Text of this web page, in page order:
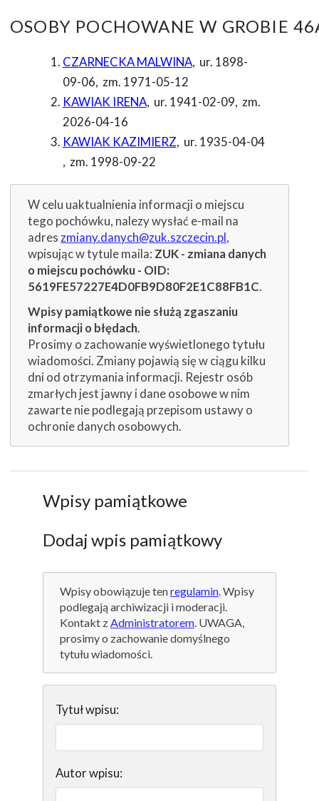
OSOBY POCHOWANE W GROBIE
CZARNECKA MALWINA, ur. 1898-
09-06, zm. 1971-05-12
KAWIAK IRENA, ur. 1941-02-09, zm.
2026-04-16
KAWIAK KAZIMIERZ, ur. 1935-04-04
, zm. 1998-09-22
W celu uaktualnienia informacji o miejscu
tego pochówku, nalezy wysłać e-mail na
adres zmiany.danych@zuk.szczecin.pl,
wpisując w tytule maila: ZUK - zmiana danych
o miejscu pochówku - OID:
5619FE57227E4D0FB9D80F2E1C88FB1C.
Wpisy pamiątkowe nie służą zgaszaniu
informacji o błędach.
Prosimy o zachowanie wyświetlonego tytułu
wiadomości. Zmiany pojawią się w ciągu kilku
dni od otrzymania informacji. Rejestr osób
zmarłych jest jawny i dane osobowe w nim
zawarte nie podlegają przepisom ustawy o
ochronie danych osobowych.
Wpisy pamiątkowe
Dodaj wpis pamiątkowy
Wpisy obowiązuje tenregulamin. Wpisy
podlegają archiwizacji i moderacji.
Kontakt zAdministratorem. UWAGA,
prosimy o zachowanie domyślnego
tytułu wiadomości.
Tytuł wpisu:
Autor wpisu: